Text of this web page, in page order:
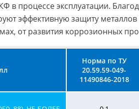
в процессе эксплуатации.
эффективную защиту
от развития коррозионных
Норма по ТУ
20.59.59-049-
11490846-2018